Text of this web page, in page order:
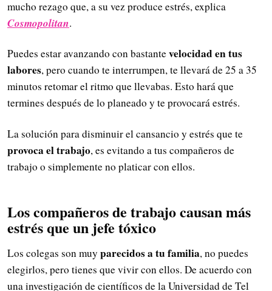
mucho rezago que, a su vez produce estrés, explica
Cosmopolitan.
Puedes estar avanzando con bastantevelocidad en tus
labores, pero cuando te interrumpen, te llevará de 25 a 35
minutos retomar el ritmo que llevabas. Esto hará que
termines después de lo planeado y te provocará estrés.
La solución para disminuir el cansancio y estrés que te
provoca el trabajo, es evitando a tus compañeros de
trabajo o simplemente no platicar con ellos.
Los compañeros de trabajo causan más
estrés que un jefe tóxico
Los colegas son muy parecidos a tu familia, no puedes
elegirlos, pero tienes que vivir con ellos. De acuerdo con
una investigación de científicos de la Universidad de Tel